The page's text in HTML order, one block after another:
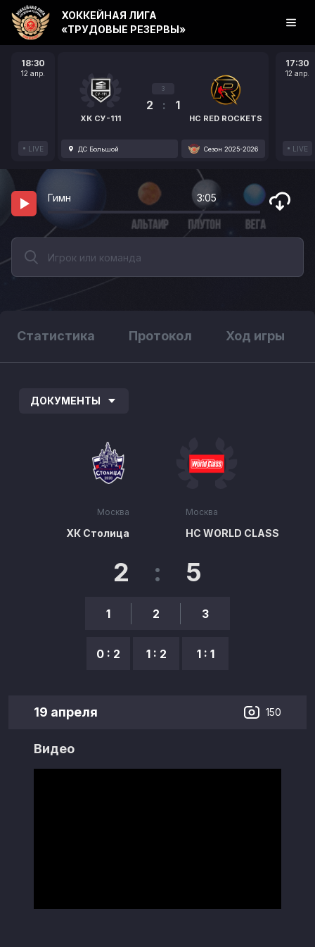
18:30
12 апр.
LIVE
ХК СУ-111
3
2 : 1
HC RED ROCKETS
ДС Большой Сезон 2025-2026
17:30
12 апр.
LIVE
ХОККЕЙНАЯ ЛИГА
«ТРУДОВЫЕ РЕЗЕРВЫ»
Гимн 3:05
Статистика Протокол Ход игры
ДОКУМЕНТЫ
Москва
ХК Столица
2 : 5
1
0 : 2
2
1 : 2
3
1 : 1
Москва
HC WORLD CLASS
19 апреля 150
Видео